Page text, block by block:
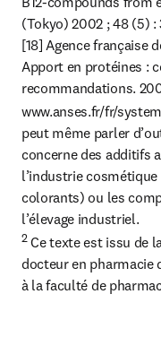
(Tokyo) 2002 ; 48 (5) :
[18] Agence française
Apport en protéines :
recommandations.
www.anses.fr/fr/
peut même parler
concerne des additifs
l’industrie
colorants) ou les
2 Ce texte est issu de
docteur en pharmacie
à la faculté de